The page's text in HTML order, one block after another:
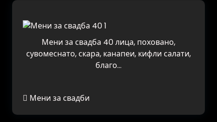
Мени за свадба 40 лица, поховано,
сувомеснато, скара, канапеи, кифли салати,
благо…
Мени за свадби